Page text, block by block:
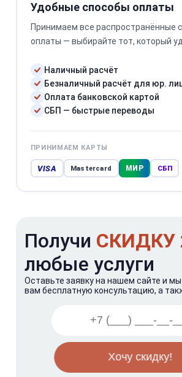
Удобные способы оплаты
Принимаем все распространённые
оплаты — выбирайте тот, который
Наличный расчёт
Безналичный расчёт для юр.
Оплата банковской картой
СБП — быстрые переводы
ПРИНИМАЕМ КАРТЫ
VISA Mastercard МИР СБП
Получи СКИДКУ
любые услуги
Оставьте заявку на нашем сайте и
вам бесплатную консультацию, а